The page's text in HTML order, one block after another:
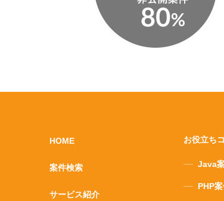
HOME
案件検索
サービス紹介
お役立ち
Java
PHP